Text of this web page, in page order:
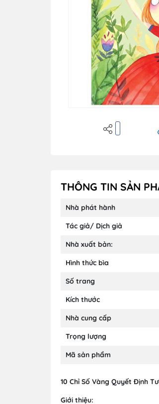
THÔNG TIN SẢN
Nhà phát hành
Tác giả/ Dịch giả
Nhà xuất bản:
Hình thức bìa
Số trang
Kích thước
Nhà cung cấp
Trọng lượng
Mã sản phẩm
10 Chỉ Số Vàng Quyết Định
Giới thiệu: